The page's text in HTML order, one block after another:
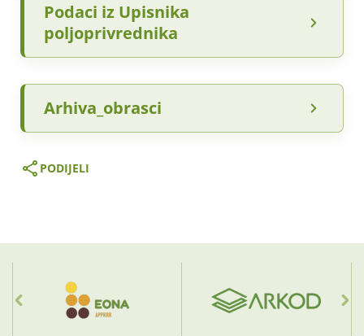
Podaci iz Upisnika
poljoprivrednika
Arhiva_obrasci
PODIJELI